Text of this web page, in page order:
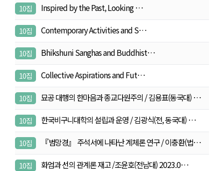
10집 Inspired by the Past, Looking …
10집 Contemporary Activities and S…
10집 Bhikshuni Sanghas and Buddhist…
10집 Collective Aspirations and Fut…
10집 묘공 대행의 한마음과 종교다원주의 / 김용표(동국대) …
10집 한국비구니대학의 설립과 운영 / 김광식(전, 동국대) …
10집 『범망경』 주석서에 나타난 계체론 연구 / 이충환(법…
10집 화엄과 선의 관계론 재고 /조윤호(전남대) 2023.0…